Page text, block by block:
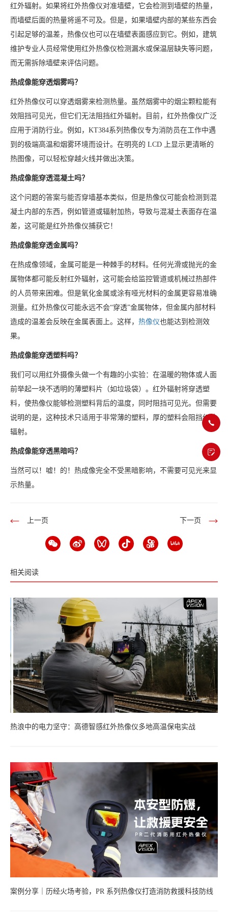
红外辐射。如果将红外热像仪对准墙壁，它会检测到墙壁的热量，
而墙壁后面的热量将遥不可及。但是，如果墙壁内部的某些东西会
引起足够的温差，热像仪也可以在墙壁表面感应到它。例如，建筑
维护专业人员经常使用红外热像仪检测漏水或保温层缺失等问题，
而无需拆除墙壁来评估问题。
热成像能穿透烟雾吗？
红外热像仪可以穿透烟雾来检测热量。虽然烟雾中的烟尘颗粒能有
效阻挡可见光，但它们无法阻挡红外辐射。目前，红外热像仪广泛
应用于消防行业。例如，KT384系列热像仪专为消防员在工作中遇
到的极端高温和烟雾环境而设计。在明亮的 LCD 上显示更清晰的
热图像，可以轻松穿越火线并做出决策。
热成像能穿透混凝土吗？
这个问题的答案与能否穿墙基本类似，但是热像仪可能会检测到混
凝土内部的东西，例如管道或辐射加热，导致与混凝土表面存在温
差，这可能是红外热像仪捕获它！
热成像能穿透金属吗？
在热成像领域，金属可能是一种棘手的材料。任何光滑或抛光的金
属物体都可能反射红外辐射，这可能会给监控管道或机械过热部件
的人员带来困难。但是氧化金属或涂有哑光材料的金属更容易准确
测量。红外热像仪可能永远不会“穿透”金属物体，但金属内部材料
造成的温差会反映在金属表面上。这样， 热像仪也能达到检测效
果。
热成像能穿透塑料吗？
我们可以用红外摄像头做一个有趣的小实验：在温暖的物体或人面
前举起一块不透明的薄塑料片（如垃圾袋）。红外辐射将穿透塑
料，使热像仪能够检测塑料背后的温度，同时阻挡可见光。但需要
说明的是，这种技术只适用于非常薄的塑料，厚的塑料会阻挡红外
辐射。
热成像能穿透黑暗吗？
当然可以！嘘！的！热成像完全不受黑暗影响，不需要可见光来显
示热量。
上一页 下一页
相关阅读
热浪中的电力坚守：高德智感红外热像仪多地高温保电实战
案例分享｜历经火场考验，PR 系列热像仪打造消防救援科技防线